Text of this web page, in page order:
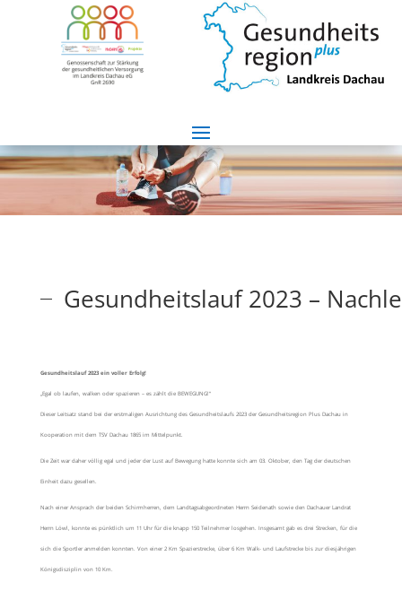
Gesundheitslauf 2023 –
Gesundheitslauf 2023 ein voller Erfolg!
„Egal ob laufen, walken oder spazieren – es zählt die BEWEGUNG!“
Dieser Leitsatz stand bei der erstmaligen Ausrichtung des Gesundheitslaufs 2023 der Gesundheitsregion Plus Dachau in
Kooperation mit dem TSV Dachau 1865 im Mittelpunkt.
Die Zeit war daher völlig egal und jeder der Lust auf Bewegung hatte konnte sich am 03. Oktober, den Tag der deutschen
Einheit dazu gesellen.
Nach einer Ansprach der beiden Schirmherren, dem Landtagsabgeordneten Herrn Seidenath sowie den Dachauer Landrat
Herrn Löwl, konnte es pünktlich um 11 Uhr für die knapp 150 Teilnehmer losgehen. Insgesamt gab es drei Strecken, für die
sich die Sportler anmelden konnten. Von einer 2 Km Spazierstrecke, über 6 Km Walk- und Laufstrecke bis zur diesjährigen
Königsdisziplin von 10 Km.